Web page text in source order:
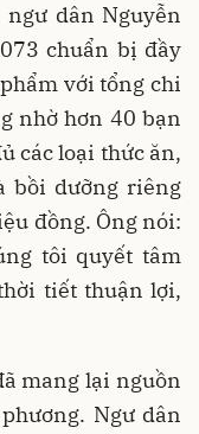
dân Nguyễn
chuẩn bị đầy
với tổng chi
nhờ hơn 40 bạn
các loại thức ăn,
bồi dưỡng riêng
đồng. Ông nói:
tôi quyết tâm
tiết thuận lợi,
mang lại nguồn
Ngư dân